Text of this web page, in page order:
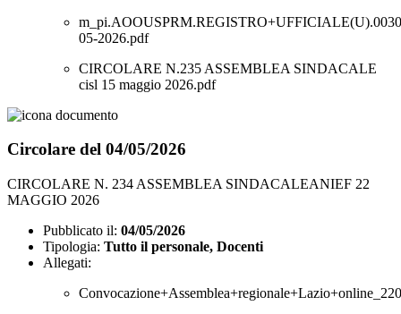
05-2026.pdf
CIRCOLARE N.235 ASSEMBLEA SINDACALE
cisl 15 maggio 2026.pdf
Circolare del 04/05/2026
CIRCOLARE N. 234 ASSEMBLEA SINDACALEANIEF 22
MAGGIO 2026
Pubblicato il: 04/05/2026
Tipologia: Tutto il personale, Docenti
Allegati: